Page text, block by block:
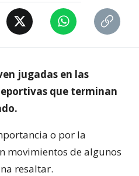
jugadas en las
que terminan
o por la
movimientos de algunos
resaltar.